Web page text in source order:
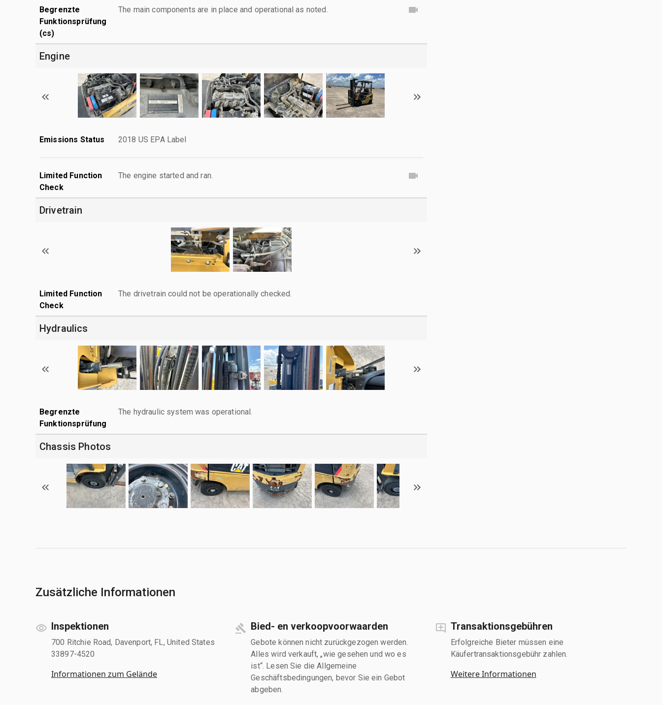
Begrenzte
Funktionsprüfung
(cs)
The main components are in place and operational as noted.
Engine
Emissions Status 2018 US EPA Label
Limited Function
Check
The engine started and ran.
Drivetrain
Limited Function
Check
The drivetrain could not be operationally checked.
Hydraulics
Begrenzte
Funktionsprüfung
The hydraulic system was operational.
Chassis Photos
Zusätzliche Informationen
Inspektionen
700 Ritchie Road, Davenport, FL, United States
33897-4520
Informationen zum Gelände
Bied- en verkoopvoorwaarden
Gebote können nicht zurückgezogen werden.
Alles wird verkauft, „wie gesehen und wo es
ist“. Lesen Sie die Allgemeine
Geschäftsbedingungen, bevor Sie ein Gebot
abgeben.
Transaktionsgebühren
Erfolgreiche Bieter müssen eine
Käufertransaktionsgebühr zahlen.
Weitere Informationen